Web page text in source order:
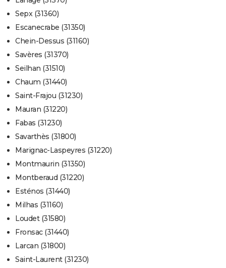
Sepx (31360)
Escanecrabe (31350)
Chein-Dessus (31160)
Savères (31370)
Seilhan (31510)
Chaum (31440)
Saint-Frajou (31230)
Mauran (31220)
Fabas (31230)
Savarthès (31800)
Marignac-Laspeyres (31220)
Montmaurin (31350)
Montberaud (31220)
Esténos (31440)
Milhas (31160)
Loudet (31580)
Fronsac (31440)
Larcan (31800)
Saint-Laurent (31230)